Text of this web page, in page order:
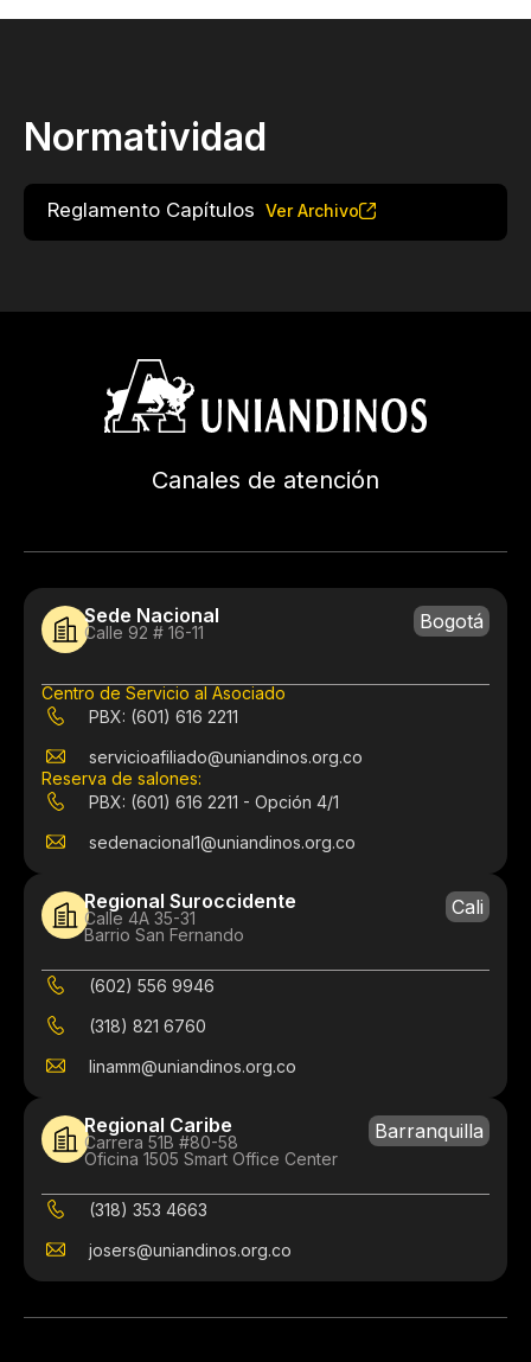
Normatividad
Reglamento Capítulos Ver Archivo
Canales de atención
Sede Nacional
Calle 92 # 16-11 Bogotá
Centro de Servicio al Asociado
PBX: (601) 616 2211
servicioafiliado@uniandinos.org.co
Reserva de salones:
PBX: (601) 616 2211 - Opción 4/1
sedenacional1@uniandinos.org.co
Regional Suroccidente
Calle 4A 35-31
Barrio San Fernando
Cali
(602) 556 9946
(318) 821 6760
linamm@uniandinos.org.co
Regional Caribe
Carrera 51B #80-58
Oficina 1505 Smart Office Center
Barranquilla
(318) 353 4663
josers@uniandinos.org.co